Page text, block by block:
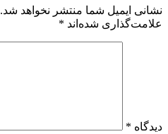
نشانی ایمیل شما منتشر نخواهد شد.
علامت‌گذاری شده‌اند *
دیدگاه *